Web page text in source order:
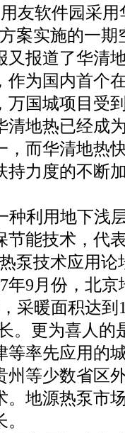
友软件园采用
案实施的一
又报道了华清
作为国内首个
万国城项目受
清地热已经成
，而华清地热
持力度的不断
利用地下浅
节能技术，代
泵技术应用
年9月份，北
采暖面积达到
。更为喜人的
等率先应用的
州等少数省区
。地源热泵市